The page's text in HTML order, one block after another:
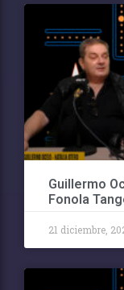
Guillermo
Fonola
21 diciembre,